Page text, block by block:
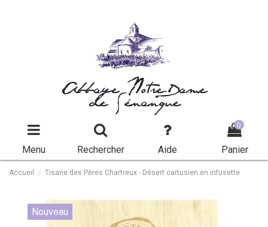
Abbaye Notre-Dame
de Sénanque
Menu Rechercher Aide
0
Panier
Accueil Tisane des Pères Chartreux - Désert cartusien en infusette
Nouveau